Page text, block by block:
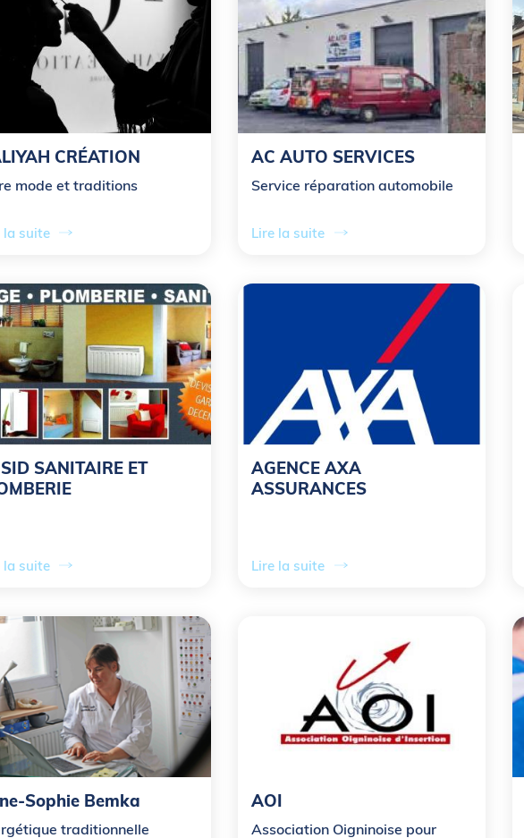
CRÉATION
mode et traditions
la suite
AC AUTO SERVICES
Service réparation automobile
Lire la suite
SANITAIRE ET
la suite
AGENCE AXA
ASSURANCES
Lire la suite
Sophie Bemka
traditionnelle
AOI
Association Oigninoise pour